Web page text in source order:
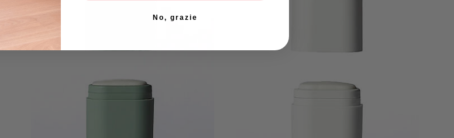
No, grazie